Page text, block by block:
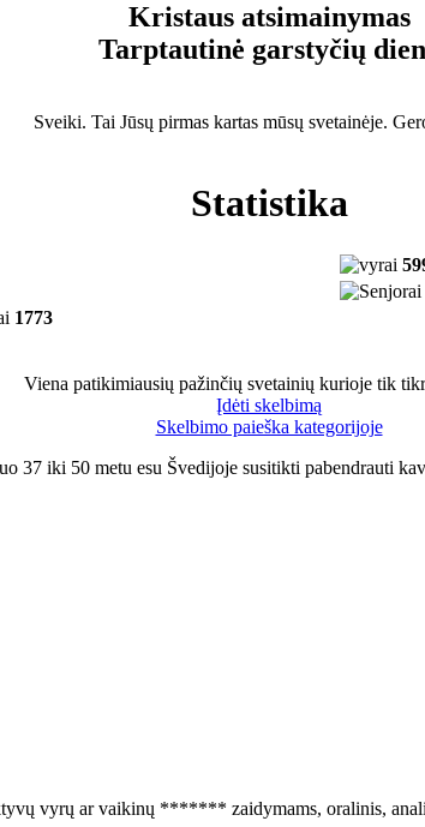
Kristaus atsimainymas
Tarptautinė garstyčių
Sveiki. Tai Jūsų pirmas kartas mūsų svetainėje.
Statistika
1773
Viena patikimiausių pažinčių svetainių kurioje tik
Įdėti skelbimą
Skelbimo paieška kategorijoje
37 iki 50 metu esu Švedijoje susitikti pabendrauti
vyrų ar vaikinų ******* zaidymams, oralinis,